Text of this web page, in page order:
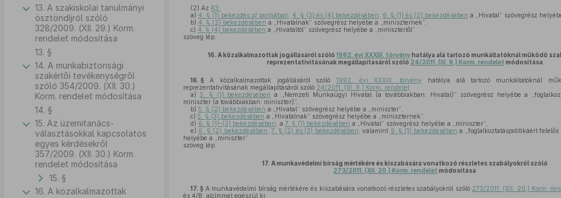
13. A szakiskolai tanulmányi
ösztöndíjról szóló
328/2009. (XII. 29.) Korm.
rendelet módosítása
13. §
14. A munkabiztonsági
szakértői tevékenységről
szóló 354/2009. (XII. 30.)
Korm. rendelet módosítása
14. §
15. Az üzemitanács-
választásokkal kapcsolatos
egyes kérdésekről
357/2009. (XII. 30.) Korm.
rendelet módosítása
15. §
16. A közalkalmazottak
(2) Az R3.
a) 4. § (1) bekezdés a) pontjában 4. § (3) és (4) bekezdésében 6. § (1) és (2) bekezdésében a „Hivatal” szövegrész
b) 4. § (2) bekezdésében a „Hivatalnak” szövegrész helyébe a „miniszternek”,
c) 4. § (4) bekezdésében a „Hivataltól” szövegrész helyébe a „minisztertől”
szöveg lép.
16. A közalkalmazottak jogállásáról szóló1992. évi XXXIII. törvényhatálya alá tartozó munkáltatóknál működő
reprezentativitásának megállapításáról szóló 24/2011. (III. 9.) Korm. rendelet módosítása
16. § A közalkalmazottak jogállásáról szóló1992. évi XXXIII. törvény hatálya alá tartozó munkáltatóknál
reprezentativitásának megállapításáról szóló 24/2011. (III. 9.) Korm. rendelet
a) 5. § (1) bekezdésében a „Nemzeti Munkaügyi Hivatal (a továbbiakban: Hivatal)” szövegrész helyébe a
miniszter (a továbbiakban: miniszter)”,
b) 5. § (2) bekezdésében a „Hivatal” szövegrész helyébe a „miniszter”,
c) 5. § (3) bekezdésében a „Hivatalnak” szövegrész helyébe a „miniszternek”,
d) 6. § (1)–(3) bekezdésében , a 7. § (1) bekezdésében a „Hivatal” szövegrész helyébe a „miniszter”,
e) 6. § (2) bekezdésében ,7. § (2) és (3) bekezdésében , valamint 9. § (1) bekezdésében a „foglalkoztatáspolitikáért
helyébe a „miniszter”
szöveg lép.
17. A munkavédelmi bírság mértékére és kiszabására vonatkozó részletes szabályokról szóló
273/2011. (XII. 20.) Korm. rendelet módosítása
17. § A munkavédelmi bírság mértékére és kiszabására vonatkozó részletes szabályokról szóló 273/2011. (XII. 20.) Korm.
és 4/B. alcímmel egészül ki: